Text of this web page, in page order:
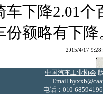
车下降2.01个
份额略有下降
2015/4/17
中国汽车工业协会
电话：010-